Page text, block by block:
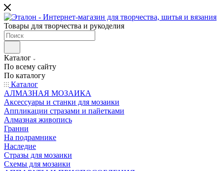
Товары для творчества и рукоделия
Каталог
По всему сайту
По каталогу
Каталог
АЛМАЗНАЯ МОЗАИКА
Аксессуары и станки для мозаики
Аппликации стразами и пайетками
Алмазная живопись
Гранни
На подрамнике
Наследие
Стразы для мозаики
Схемы для мозаики